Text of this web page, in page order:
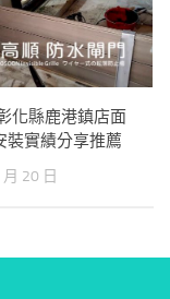
化縣鹿港鎮店面
裝實績分享推薦
20 日